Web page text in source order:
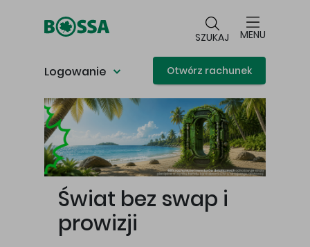
SZUKAJ MENU
Logowanie Otwórz rachunek
Główna treść
Świat bez swap i
prowizji